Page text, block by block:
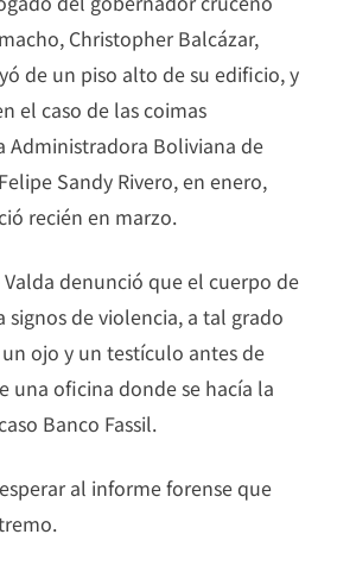
Christopher Balcázar,
de un piso alto de su edificio, y
el caso de las coimas
Administradora Boliviana de
Sandy Rivero, en enero,
recién en marzo.
denunció que el cuerpo de
de violencia, a tal grado
ojo y un testículo antes de
una oficina donde se hacía la
Banco Fassil.
al informe forense que